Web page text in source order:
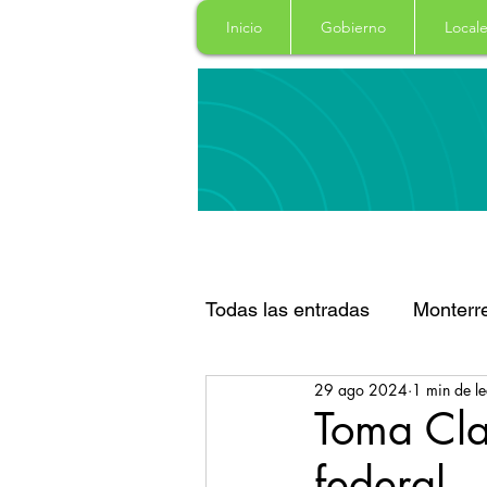
Inicio Gobierno
Todas las entradas
Santa Catarina San
Toma
29 ago 2024 1 min de